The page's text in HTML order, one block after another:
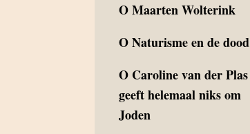
OMaarten Wolterink
ONaturisme en de dood
O Caroline van der Plas
geeft helemaal niks om
Joden